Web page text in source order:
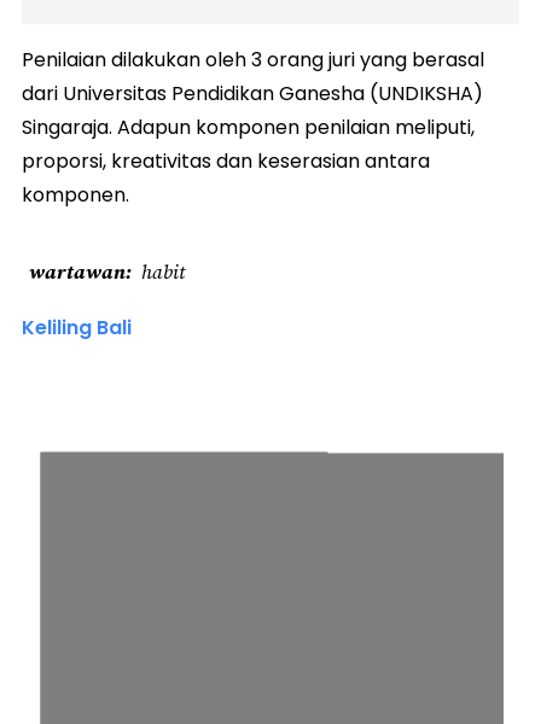
Penilaian dilakukan oleh 3 orang juri yang berasal
dari Universitas Pendidikan Ganesha (UNDIKSHA)
Singaraja. Adapun komponen penilaian meliputi,
proporsi, kreativitas dan keserasian antara
komponen.
wartawan habit
Keliling Bali